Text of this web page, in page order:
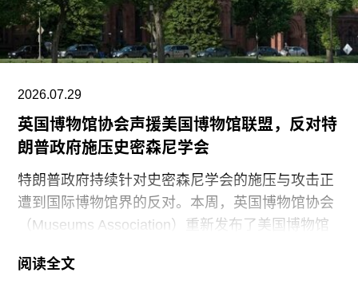
2026.07.29
英国博物馆协会声援美国博物馆联盟，反对特
朗普政府施压史密森尼学会
特朗普政府持续针对史密森尼学会的施压与攻击正
遭到国际博物馆界的反对。本周，英国博物馆协会
（Museums Association）重新发布了美国博物馆
月20日发表的一份声明，强烈谴责针对美国“国家
阅读全文